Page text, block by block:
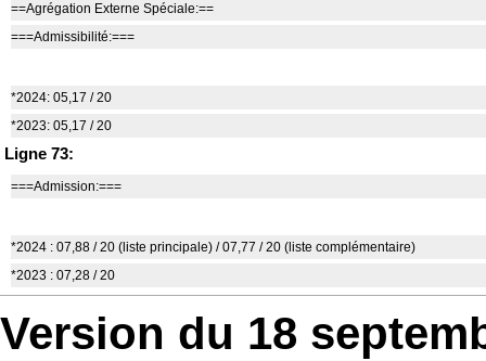
==Agrégation Externe Spéciale:==
===Admissibilité:===
*2024: 05,17 / 20
*2023: 05,17 / 20
Ligne 73:
===Admission:===
*2024 : 07,88 / 20 (liste principale) / 07,77 / 20 (liste complémentaire)
*2023 : 07,28 / 20
Version du 18